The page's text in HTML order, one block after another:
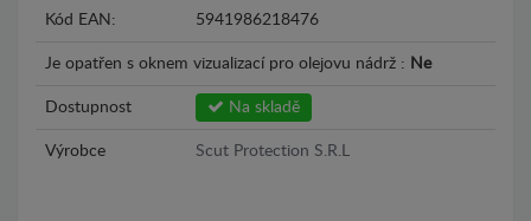
Kód EAN: 5941986218476
Je opatřen s oknem vizualizací pro olejovu nádrž : Ne
Dostupnost Na skladě
Výrobce Scut Protection S.R.L